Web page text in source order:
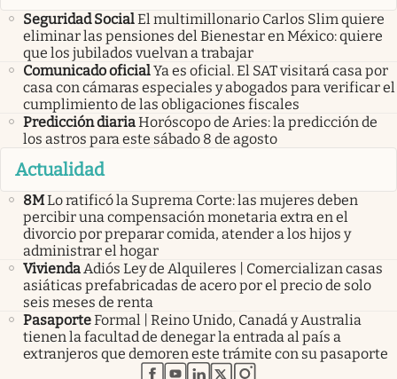
Seguridad SocialEl multimillonario Carlos Slim quiere
eliminar las pensiones del Bienestar en México: quiere
que los jubilados vuelvan a trabajar
Comunicado oficialYa es oficial. El SAT visitará casa por
casa con cámaras especiales y abogados para verificar el
cumplimiento de las obligaciones fiscales
Predicción diariaHoróscopo de Aries: la predicción de
los astros para este sábado 8 de agosto
Actualidad
8MLo ratificó la Suprema Corte: las mujeres deben
percibir una compensación monetaria extra en el
divorcio por preparar comida, atender a los hijos y
administrar el hogar
ViviendaAdiós Ley de Alquileres | Comercializan casas
asiáticas prefabricadas de acero por el precio de solo
seis meses de renta
PasaporteFormal | Reino Unido, Canadá y Australia
tienen la facultad de denegar la entrada al país a
extranjeros que demoren este trámite con su pasaporte
abre en nueva pestaña
abre en nueva pestaña
abre en nueva pestaña
abre en nueva pestaña
abre en nueva pestaña